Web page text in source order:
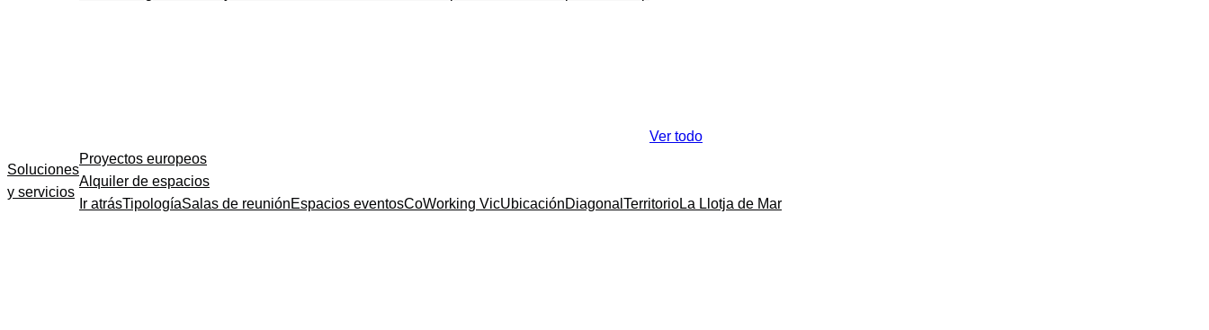
Soluciones
y servicios
Ver todo
Proyectos europeos
Alquiler de espacios
Ir atrásTipologíaSalas de reuniónEspacios eventosCoWorking VicUbicaciónDiagonal TerritorioLa Llotja de Mar